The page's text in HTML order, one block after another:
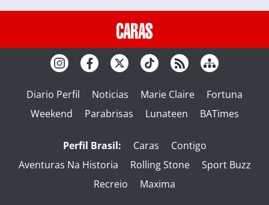
Diario Perfil Noticias Marie Claire
Fortuna
Weekend
Parabrisas Lunateen BATimes
Perfil Brasil: Caras
Contigo
Aventuras Na Historia
Rolling Stone
Sport Buzz
Recreio
Maxima